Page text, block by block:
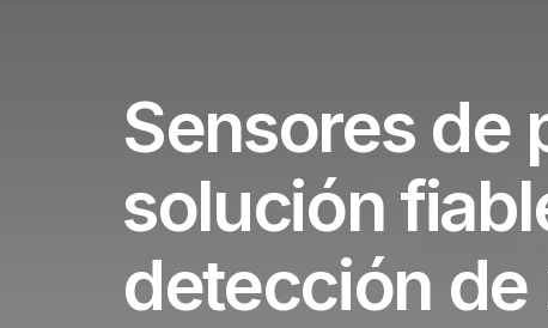
Sensores de
solución
detección de